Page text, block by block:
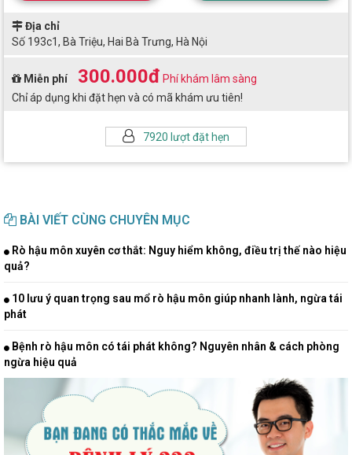
7920 lượt đặt hẹn
Địa chỉ
Số 193c1, Bà Triệu, Hai Bà Trưng, Hà Nội
Miễn phí 300.000đ Phí khám lâm sàng
Chỉ áp dụng khi đặt hẹn và có mã khám ưu tiên!
BÀI VIẾT CÙNG CHUYÊN MỤC
Rò hậu môn xuyên cơ thắt: Nguy hiểm không, điều trị thế nào hiệu
quả?
10 lưu ý quan trọng sau mổ rò hậu môn giúp nhanh lành, ngừa tái
phát
Bệnh rò hậu môn có tái phát không? Nguyên nhân & cách phòng
ngừa hiệu quả